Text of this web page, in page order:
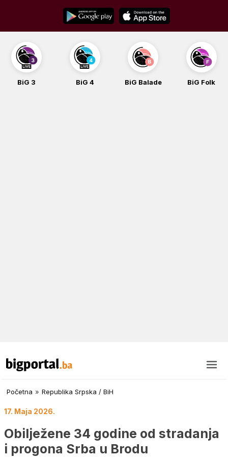
content
BiG 3 BiG 4 BiG Balade BiG Folk
Početna » Republika Srpska / BiH
17. Maja 2026.
Obilježene 34 godine od stradanja
i progona Srba u Brodu